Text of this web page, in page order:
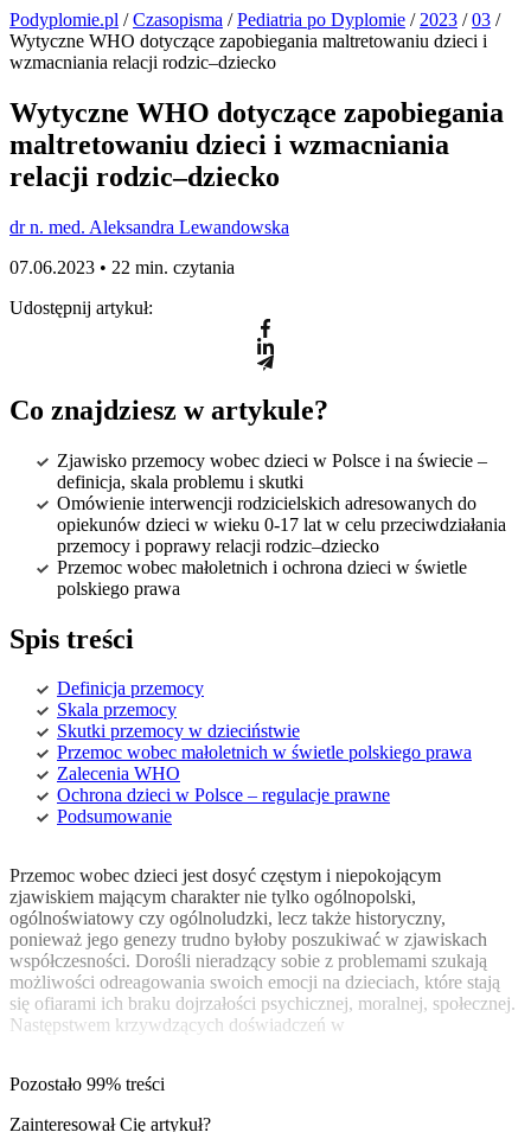
Podyplomie.pl /Czasopisma /Pediatria po Dyplomie / 2023 /03 /
Wytyczne WHO dotyczące zapobiegania maltretowaniu dzieci i
wzmacniania relacji rodzic–dziecko
Wytyczne WHO dotyczące zapobiegania
maltretowaniu dzieci i wzmacniania
relacji rodzic–dziecko
dr n. med. Aleksandra Lewandowska
07.06.2023 • 22 min. czytania
Udostępnij artykuł:
Co znajdziesz w artykule?
Zjawisko przemocy wobec dzieci w Polsce i na świecie –
definicja, skala problemu i skutki
Omówienie interwencji rodzicielskich adresowanych do
opiekunów dzieci w wieku 0-17 lat w celu przeciwdziałania
przemocy i poprawy relacji rodzic–dziecko
Przemoc wobec małoletnich i ochrona dzieci w świetle
polskiego prawa
Spis treści
Definicja przemocy
Skala przemocy
Skutki przemocy w dzieciństwie
Przemoc wobec małoletnich w świetle polskiego prawa
Zalecenia WHO
Ochrona dzieci w Polsce – regulacje prawne
Podsumowanie
Przemoc wobec dzieci jest dosyć częstym i niepokojącym
zjawiskiem mającym charakter nie tylko ogólnopolski,
ogólnoświatowy czy ogólnoludzki, lecz także historyczny,
ponieważ jego genezy trudno byłoby poszukiwać w zjawiskach
współczesności. Dorośli nieradzący sobie z problemami szukają
możliwości odreagowania swoich emocji na dzieciach, które stają
się ofiarami ich braku dojrzałości psychicznej, moralnej, społecznej.
Następstwem krzywdzących doświadczeń w
Pozostało 99% treści
Zainteresował Cię artykuł?